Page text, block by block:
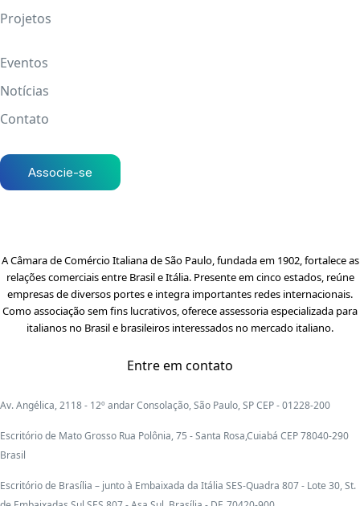
Projetos
Eventos
Notícias
Contato
Associe-se
A Câmara de Comércio Italiana de São Paulo, fundada em 1902, fortalece as
relações comerciais entre Brasil e Itália. Presente em cinco estados, reúne
empresas de diversos portes e integra importantes redes internacionais.
Como associação sem fins lucrativos, oferece assessoria especializada para
italianos no Brasil e brasileiros interessados no mercado italiano.
Entre em contato
Av. Angélica, 2118 - 12º andar Consolação, São Paulo, SP CEP - 01228-200
Escritório de Mato Grosso Rua Polônia, 75 - Santa Rosa,Cuiabá CEP 78040-290
Brasil
Escritório de Brasília – junto à Embaixada da Itália SES-Quadra 807 - Lote 30, St.